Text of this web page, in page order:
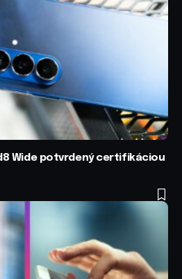
Wide potvrdený certifikáciou